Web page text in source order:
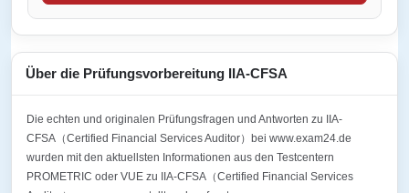
Über die Prüfungsvorbereitung IIA-CFSA
Die echten und originalen Prüfungsfragen und Antworten zu IIA-
CFSA（Certified Financial Services Auditor）bei www.exam24.de
wurden mit den aktuellsten Informationen aus den Testcentern
PROMETRIC oder VUE zu IIA-CFSA（Certified Financial Services